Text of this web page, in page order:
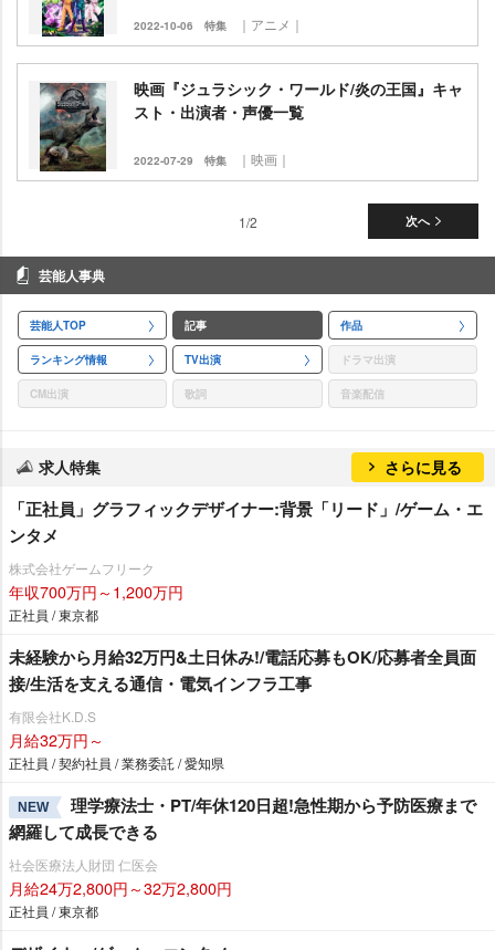
2022-10-06 特集 ｜アニメ｜
映画『ジュラシック・ワールド/炎の王国』キャ
スト・出演者・声優一覧
2022-07-29 特集 ｜映画｜
次へ
1/2
芸能人事典
芸能人TOP 記事 作品
ランキング情報 TV出演 ドラマ出演
CM出演 歌詞 音楽配信
求人特集 さらに見る
「正社員」グラフィックデザイナー:背景「リード」/ゲーム・エ
ンタメ
株式会社ゲームフリーク
年収700万円～1,200万円
正社員 / 東京都
未経験から月給32万円&土日休み!/電話応募もOK/応募者全員面
接/生活を支える通信・電気インフラ工事
有限会社K.D.S
月給32万円～
正社員 / 契約社員 / 業務委託 / 愛知県
NEW
理学療法士・PT/年休120日超!急性期から予防医療まで
網羅して成長できる
社会医療法人財団 仁医会
月給24万2,800円～32万2,800円
正社員 / 東京都